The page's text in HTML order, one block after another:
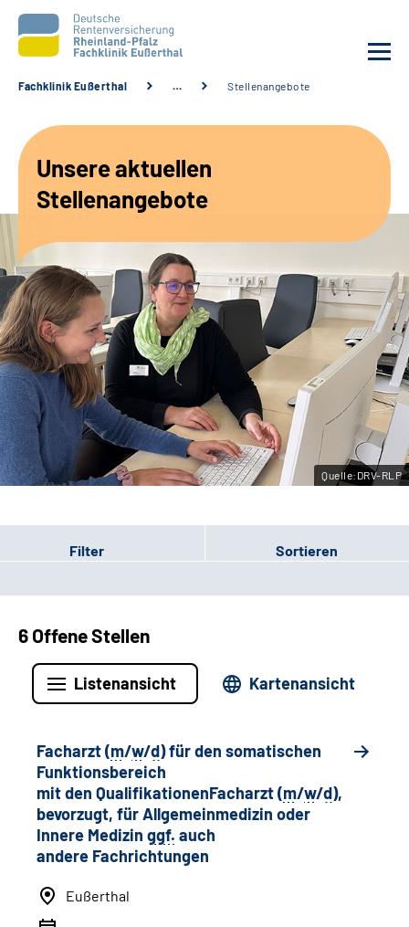
Unsere Angebote
Karriere
Beratungsstellen &
Zuweisende
Suche
Leichte Sprache
Gebärdensprache
Fachklinik Eußerthal … Stellenangebote
Unsere aktuellen
Stellenangebote
Quelle:DRV-RLP
Filter Sortieren
6 Offene Stellen
Listenansicht Kartenansicht
Facharzt (m/w/d) für den somatischen
Funktionsbereich
mit den QualifikationenFacharzt (m/w/d),
bevorzugt, für Allgemeinmedizin oder
Innere Medizin ggf. auch
andere Fachrichtungen
Eußerthal